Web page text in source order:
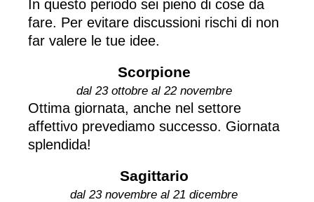
In questo periodo sei pieno di cose da
fare. Per evitare discussioni rischi di non
far valere le tue idee.
Scorpione
dal 23 ottobre al 22 novembre
Ottima giornata, anche nel settore
affettivo prevediamo successo. Giornata
splendida!
Sagittario
dal 23 novembre al 21 dicembre